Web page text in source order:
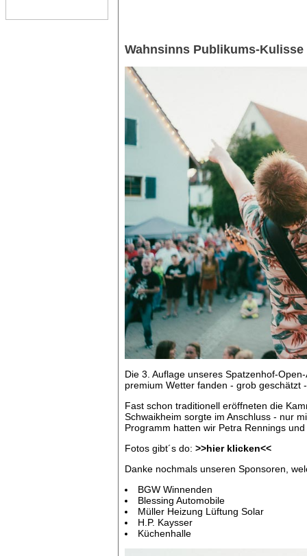
Wahnsinns Publikums-Kulisse
Die 3. Auflage unseres Spatzenhof-
premium Wetter fanden - grob geschätzt
Fast schon traditionell eröffneten die
Schwaikheim sorgte im Anschluss - nur
Programm hatten wir Petra Rennings
Fotos gibt´s do: >>hier klicken<<
Danke nochmals unseren Sponsoren,
BGW Winnenden
Blessing Automobile
Müller Heizung Lüftung Solar
H.P. Kaysser
Küchenhalle